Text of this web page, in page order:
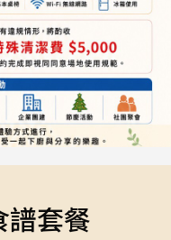
譜套餐